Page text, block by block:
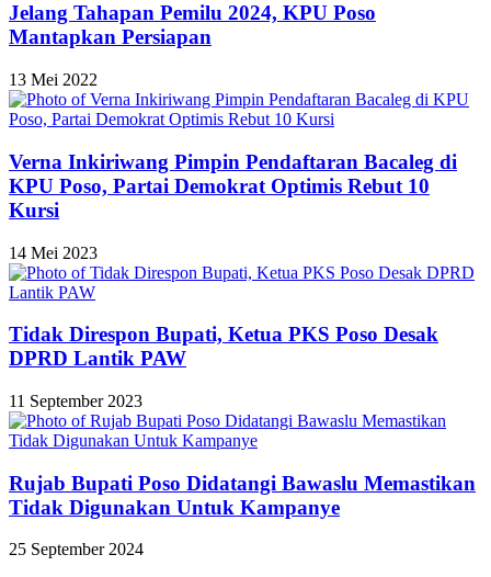
Jelang Tahapan Pemilu 2024, KPU Poso
Mantapkan Persiapan
13 Mei 2022
Verna Inkiriwang Pimpin Pendaftaran Bacaleg di
KPU Poso, Partai Demokrat Optimis Rebut 10
Kursi
14 Mei 2023
Tidak Direspon Bupati, Ketua PKS Poso Desak
DPRD Lantik PAW
11 September 2023
Rujab Bupati Poso Didatangi Bawaslu Memastikan
Tidak Digunakan Untuk Kampanye
25 September 2024